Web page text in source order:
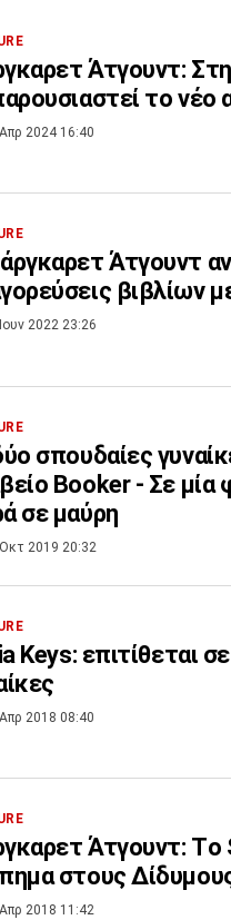
Άτγουντ:
το νέο
2024 16:40
Άτγουντ
βιβλίων
2022 23:26
σπουδαίες
Booker - Σε μία
σε μαύρη
2019 20:32
Keys: επιτίθεται
2018 08:40
Άτγουντ: Tο
στους
2018 11:42